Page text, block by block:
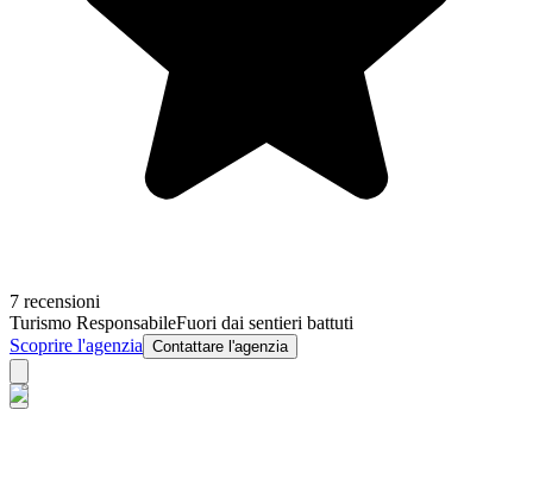
7 recensioni
Turismo ResponsabileFuori dai sentieri battuti
Scoprire l'agenzia Contattare l'agenzia